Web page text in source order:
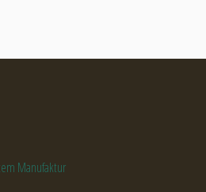
Manufaktur